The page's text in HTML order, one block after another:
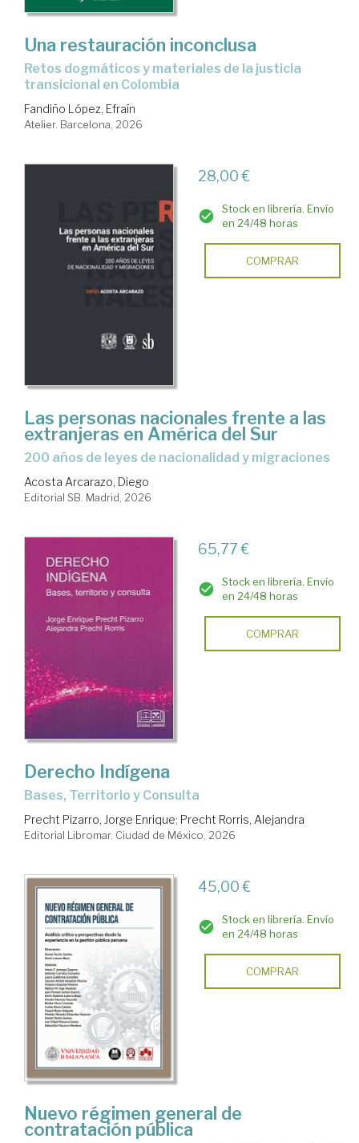
Una restauración inconclusa
Retos dogmáticos y materiales de la justicia
transicional en Colombia
Fandiño López, Efraín
Atelier. Barcelona, 2026
28,00 €
Stock en librería. Envío
en 24/48 horas
COMPRAR
Las personas nacionales frente a las
extranjeras en América del Sur
200 años de leyes de nacionalidad y migraciones
Acosta Arcarazo, Diego
Editorial SB. Madrid, 2026
65,77 €
Stock en librería. Envío
en 24/48 horas
COMPRAR
Derecho Indígena
Bases, Territorio y Consulta
Precht Pizarro, Jorge Enrique; Precht Rorris, Alejandra
Editorial Libromar. Ciudad de México, 2026
45,00 €
Stock en librería. Envío
en 24/48 horas
COMPRAR
Nuevo régimen general de
contratación pública